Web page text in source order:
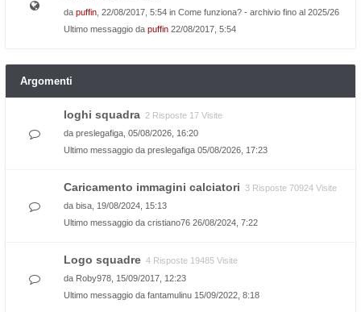
da puffin , 22/08/2017, 5:54 in Come funziona? - archivio fino al 2025/26
Ultimo messaggio da puffin 22/08/2017, 5:54
Argomenti
loghi squadra 2 Risposte 17 Visite
da preslegafiga , 05/08/2026, 16:20
Ultimo messaggio da preslegafiga 05/08/2026, 17:23
Caricamento immagini calciatori 3 Risposte 70924 Visite
da bisa , 19/08/2024, 15:13
Ultimo messaggio da cristiano76 26/08/2024, 7:22
Logo squadre 4 Risposte 19485 Visite
da Roby978 , 15/09/2017, 12:23
Ultimo messaggio da fantamulinu 15/09/2022, 8:18